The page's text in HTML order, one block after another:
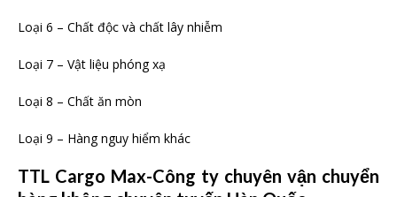
Loại 6 – Chất độc và chất lây nhiễm
Loại 7 – Vật liệu phóng xạ
Loại 8 – Chất ăn mòn
Loại 9 – Hàng nguy hiểm khác
TTL Cargo Max-Công ty chuyên vận chuyển